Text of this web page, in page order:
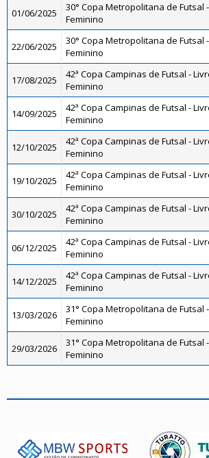
01/06/2025
30° Copa Metropolitana de Futsal
Feminino
22/06/2025
30° Copa Metropolitana de Futsal
Feminino
17/08/2025
42ª Copa Campinas de Futsal -
Feminino
14/09/2025
42ª Copa Campinas de Futsal -
Feminino
12/10/2025
42ª Copa Campinas de Futsal -
Feminino
19/10/2025
42ª Copa Campinas de Futsal -
Feminino
30/10/2025
42ª Copa Campinas de Futsal -
Feminino
06/12/2025
42ª Copa Campinas de Futsal -
Feminino
14/12/2025
42ª Copa Campinas de Futsal -
Feminino
13/03/2026
31° Copa Metropolitana de Futsal
Feminino
29/03/2026
31° Copa Metropolitana de Futsal
Feminino